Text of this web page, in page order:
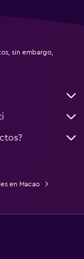
sin embargo,
en Macao